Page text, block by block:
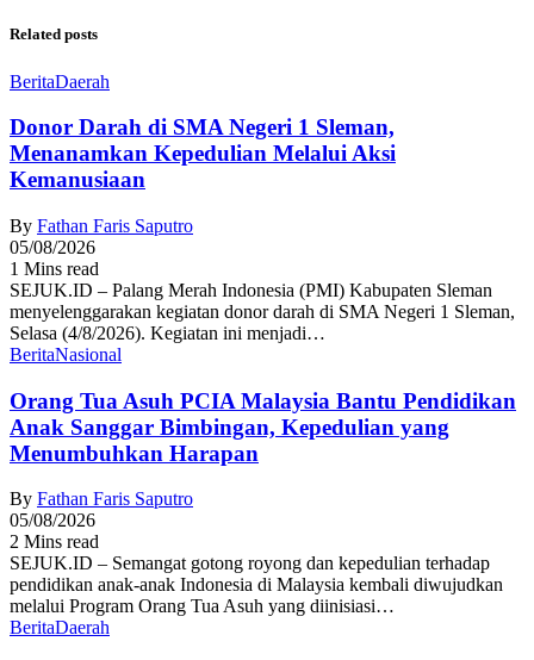
Related posts
BeritaDaerah
Donor Darah di SMA Negeri 1 Sleman,
Menanamkan Kepedulian Melalui Aksi
Kemanusiaan
By Fathan Faris Saputro
05/08/2026
1 Mins read
SEJUK.ID – Palang Merah Indonesia (PMI) Kabupaten Sleman
menyelenggarakan kegiatan donor darah di SMA Negeri 1 Sleman,
Selasa (4/8/2026). Kegiatan ini menjadi…
BeritaNasional
Orang Tua Asuh PCIA Malaysia Bantu Pendidikan
Anak Sanggar Bimbingan, Kepedulian yang
Menumbuhkan Harapan
By Fathan Faris Saputro
05/08/2026
2 Mins read
SEJUK.ID – Semangat gotong royong dan kepedulian terhadap
pendidikan anak-anak Indonesia di Malaysia kembali diwujudkan
melalui Program Orang Tua Asuh yang diinisiasi…
BeritaDaerah